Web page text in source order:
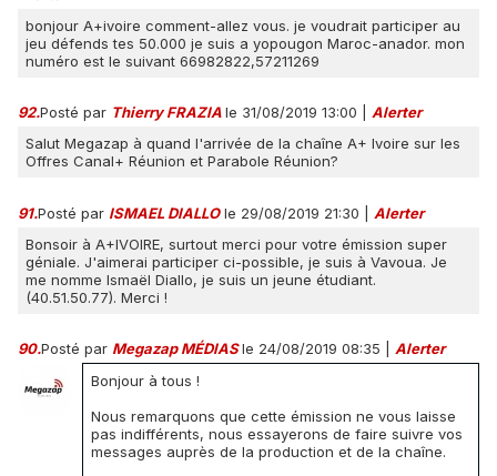
bonjour A+ivoire comment-allez vous. je voudrait participer au
jeu défends tes 50.000 je suis a yopougon Maroc-anador. mon
numéro est le suivant 66982822,57211269
92.Posté par Thierry FRAZIAle 31/08/2019 13:00
Alerter
Salut Megazap à quand l'arrivée de la chaîne A+ Ivoire sur les
Offres Canal+ Réunion et Parabole Réunion?
91.Posté par ISMAEL DIALLO le 29/08/2019 21:30
Alerter
Bonsoir à A+IVOIRE, surtout merci pour votre émission super
géniale. J'aimerai participer ci-possible, je suis à Vavoua. Je
me nomme Ismaël Diallo, je suis un jeune étudiant.
(40.51.50.77). Merci !
90.Posté par Megazap MÉDIASle 24/08/2019 08:35
Alerter
Bonjour à tous !
Nous remarquons que cette émission ne vous laisse
pas indifférents, nous essayerons de faire suivre vos
messages auprès de la production et de la chaîne.